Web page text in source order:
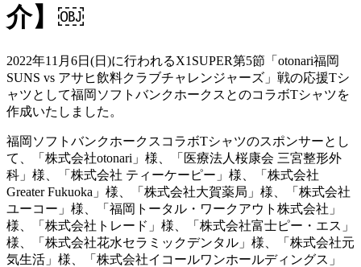
介】￼
2022年11月6日(日)に行われるX1SUPER第5節「otonari福岡
SUNS vs アサヒ飲料クラブチャレンジャーズ」戦の応援Tシ
ャツとして福岡ソフトバンクホークスとのコラボTシャツを
作成いたしました。
福岡ソフトバンクホークスコラボTシャツのスポンサーとし
て、「株式会社otonari」様、「医療法人桜康会 三宮整形外
科」様、「株式会社 ティーケーピー」様、「株式会社
Greater Fukuoka」様、「株式会社大賀薬局」様、「株式会社
ユーコー」様、「福岡トータル・ワークアウト株式会社」
様、「株式会社トレード」様、「株式会社富士ピー・エス」
様、「株式会社花水セラミックデンタル」様、「株式会社元
気生活」様、「株式会社イコールワンホールディングス」